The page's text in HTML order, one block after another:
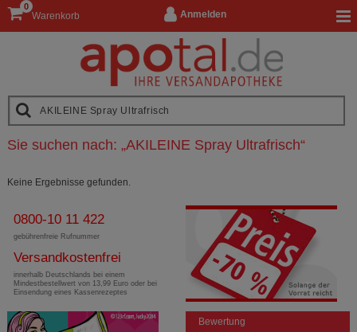
Anmelden
Warenkorb
0
Sie suchen nach: „AKILEINE Spray Ultrafrisch“
Keine Ergebnisse gefunden.
0800-10 11 422
gebührenfreie Rufnummer
Versandkostenfrei
innerhalb Deutschlands bei einem
Mindestbestellwert von 13,99 Euro oder bei
Einsendung eines Kassenrezeptes
Bewertung